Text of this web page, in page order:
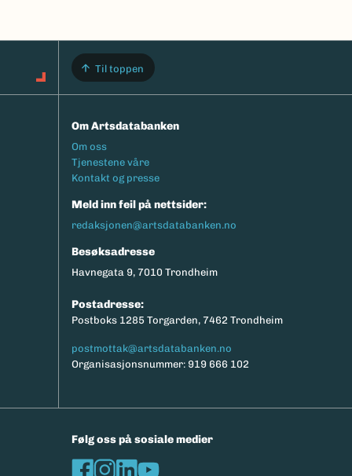
Til toppen
Om Artsdatabanken
Footermeny
Om oss
Tjenestene våre
Kontakt og presse
Meld inn feil på nettsider:
redaksjonen@artsdatabanken.no
Besøksadresse
Havnegata 9, 7010 Trondheim
Postadresse:
Postboks 1285 Torgarden, 7462 Trondheim
postmottak@artsdatabanken.no
Organisasjonsnummer: 919 666 102
Følg oss på sosiale medier